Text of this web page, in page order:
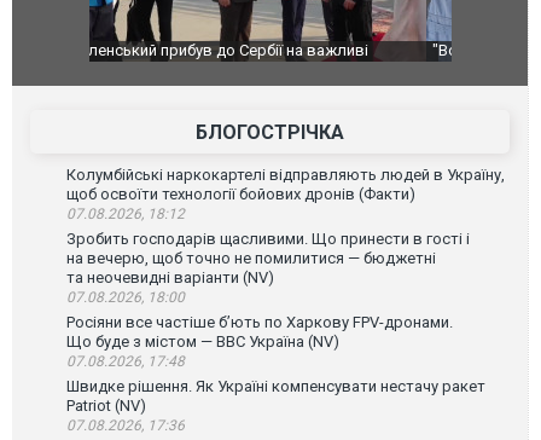
"Вони воюють, самі хочуть воювати, бо дурні": у
зневажливих слів про українських захисників.
В
порт: над
ВІДЕО
БЛОГОСТРІЧКА
Колумбійські наркокартелі відправляють людей в Україну,
щоб освоїти технології бойових дронів (Факти)
07.08.2026, 18:12
Зробить господарів щасливими. Що принести в гості і
на вечерю, щоб точно не помилитися — бюджетні
та неочевидні варіанти (NV)
07.08.2026, 18:00
Росіяни все частіше бʼють по Харкову FPV-дронами.
Що буде з містом — ВВС Україна (NV)
07.08.2026, 17:48
Швидке рішення. Як Україні компенсувати нестачу ракет
Patriot (NV)
07.08.2026, 17:36